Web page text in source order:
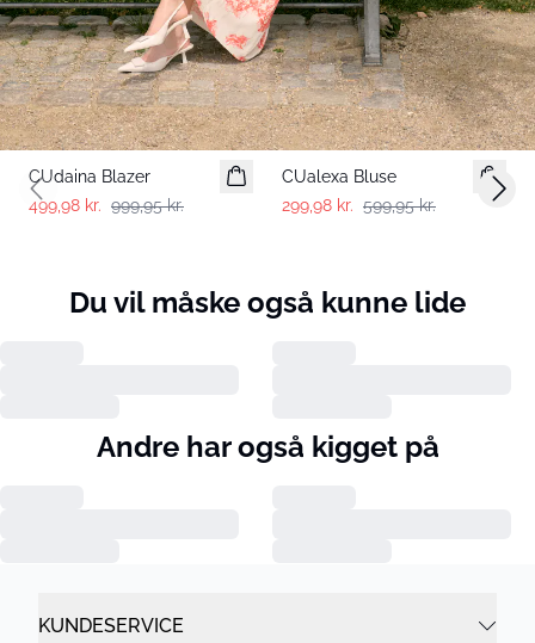
-50%
CUdaina Blazer
499,98 kr. 999,95 kr.
-50%
CUalexa Bluse
299,98 kr. 599,95 kr.
Previous slide
Du vil måske også kunne lide
Andre har også kigget på
KUNDESERVICE